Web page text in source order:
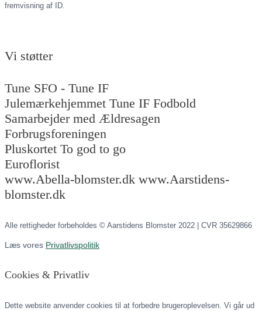
fremvisning af ID.
Vi støtter
Tune SFO - Tune IF
Julemærkehjemmet Tune IF Fodbold
Samarbejder med Ældresagen
Forbrugsforeningen
Pluskortet To god to go
Euroflorist
www.Abella-blomster.dk www.Aarstidens-
blomster.dk
Alle rettigheder forbeholdes © Aarstidens Blomster 2022 | CVR 35629866
Læs vores Privatlivspolitik
Cookies & Privatliv
Dette website anvender cookies til at forbedre brugeroplevelsen. Vi går ud